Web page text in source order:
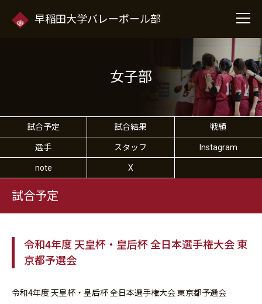
早稲田大学バレーボール部
女子部
試合予定 試合結果 戦績
選手 スタッフ Instagram
note X
試合予定
令和4年度 天皇杯・皇后杯 全日本選手権大会 東
京都予選会
令和4年度 天皇杯・皇后杯 全日本選手権大会 東京都予選会